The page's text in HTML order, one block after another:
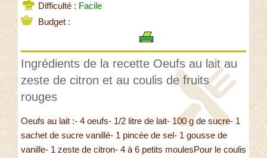
Difficulté : Facile
Budget :
Ingrédients de la recette Oeufs au lait au
zeste de citron et au coulis de fruits
rouges
Oeufs au lait :- 4 oeufs- 1/2 litre de lait- 100 g de sucre- 1
sachet de sucre vanillé- 1 pincée de sel- 1 gousse de
vanille- 1 zeste de citron- 4 à 6 petits moulesPour le coulis